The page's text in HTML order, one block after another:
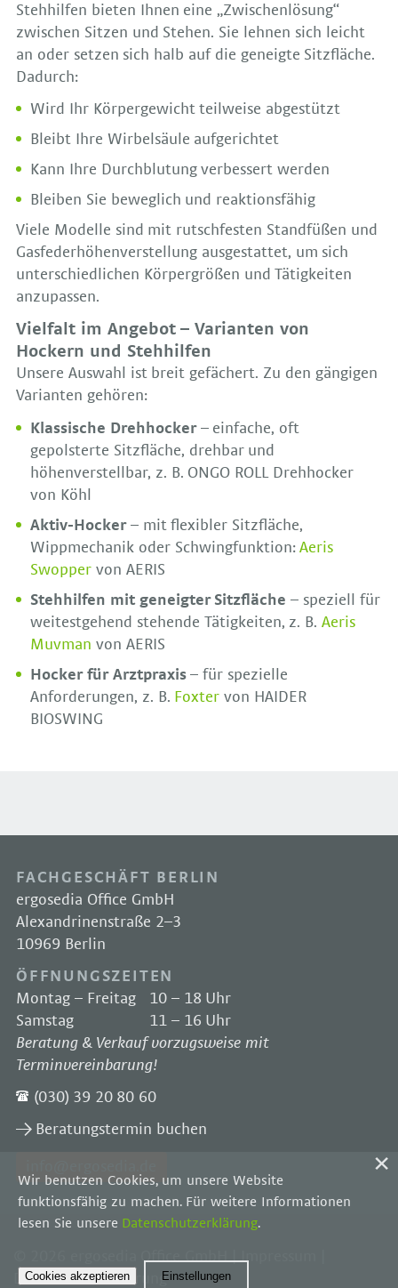
Stehhilfen bieten Ihnen eine „Zwischenlösung“
zwischen Sitzen und Stehen. Sie lehnen sich leicht
an oder setzen sich halb auf die geneigte Sitzfläche.
Dadurch:
Wird Ihr Körpergewicht teilweise abgestützt
Bleibt Ihre Wirbelsäule aufgerichtet
Kann Ihre Durchblutung verbessert werden
Bleiben Sie beweglich und reaktionsfähig
Viele Modelle sind mit rutschfesten Standfüßen und
Gasfederhöhenverstellung ausgestattet, um sich
unterschiedlichen Körpergrößen und Tätigkeiten
anzupassen.
Vielfalt im Angebot – Varianten von
Hockern und Stehhilfen
Unsere Auswahl ist breit gefächert. Zu den gängigen
Varianten gehören:
Klassische Drehhocker– einfache, oft
gepolsterte Sitzfläche, drehbar und
höhenverstellbar, z. B. ONGO ROLL Drehhocker
von Köhl
Aktiv-Hocker– mit flexibler Sitzfläche,
Wippmechanik oder Schwingfunktion:Aeris
Swopper von AERIS
Stehhilfen mit geneigter Sitzfläche – speziell für
weitestgehend stehende Tätigkeiten, z. B. Aeris
Muvman von AERIS
Hocker für Arztpraxis– für spezielle
Anforderungen, z. B. Foxter von HAIDER
BIOSWING
FACHGESCHÄFT BERLIN
ergosedia Office GmbH
Alexandrinenstraße 2–3
10969 Berlin
ÖFFNUNGSZEITEN
Montag – Freitag
10 – 18 Uhr
Samstag
11 – 16 Uhr
Beratung & Verkauf vorzugsweise mit
Terminvereinbarung!
(030) 39 20 80 60
Beratungstermin buchen
Datenschutzerklärung
Wir benutzen Cookies, um unsere Website
funktionsfähig zu machen. Für weitere Informationen
lesen Sie unsere Datenschutzerklärung.
Cookies akzeptieren Einstellungen